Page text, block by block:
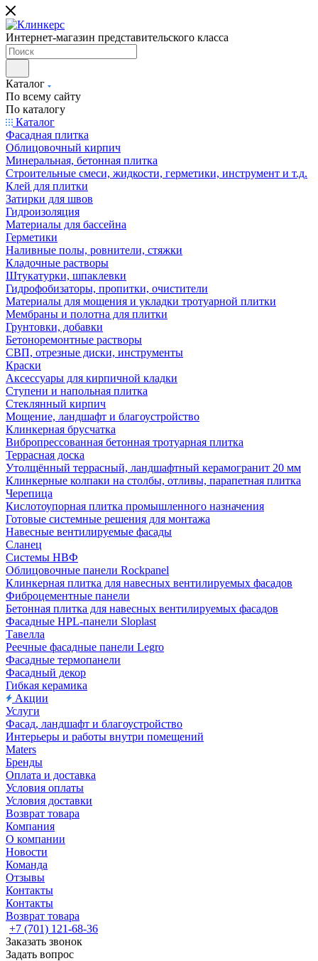
Интернет-магазин представительского класса
Каталог
По всему сайту
По каталогу
Каталог
Фасадная плитка
Облицовочный кирпич
Минеральная, бетонная плитка
Строительные смеси, жидкости, герметики, инструмент и т.д.
Клей для плитки
Затирки для швов
Гидроизоляция
Материалы для бассейна
Герметики
Наливные полы, ровнители, стяжки
Кладочные растворы
Штукатурки, шпаклевки
Гидрофобизаторы, пропитки, очистители
Материалы для мощения и укладки тротуарной плитки
Мембраны и полотна для плитки
Грунтовки, добавки
Бетоноремонтные растворы
СВП, отрезные диски, инструменты
Краски
Аксессуары для кирпичной кладки
Ступени и напольная плитка
Cтеклянный кирпич
Мощение, ландшафт и благоустройство
Клинкерная брусчатка
Вибропрессованная бетонная тротуарная плитка
Террасная доска
Утолщённый террасный, ландшафтный керамогранит 20 мм
Клинкерные колпаки на столбы, отливы, парапетная плитка
Черепица
Кислотоупорная плитка промышленного назначения
Готовые системные решения для монтажа
Навесные вентилируемые фасады
Сланец
Системы НВФ
Облицовочные панели Rockpanel
Клинкерная плитка для навесных вентилируемых фасадов
Фиброцементные панели
Бетонная плитка для навесных вентилируемых фасадов
Фасадные HPL-панели Sloplast
Тавелла
Реечные фасадные панели Legro
Фасадные термопанели
Фасадный декор
Гибкая керамика
Акции
Услуги
Фасад, ландшафт и благоустройство
Интерьеры и работы внутри помещений
Maters
Бренды
Оплата и доставка
Условия оплаты
Условия доставки
Возврат товара
Компания
О компании
Новости
Команда
Отзывы
Контакты
Контакты
Возврат товара
+7 (701) 121-68-36
Заказать звонок
Задать вопрос